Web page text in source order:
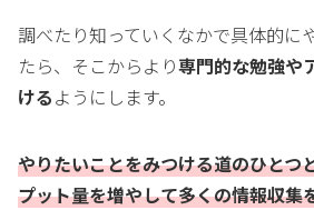
調べたり知っていくなかで具体的に
たら、そこからより専門的な勉強や
けるようにします。
やりたいことをみつける道のひとつ
プット量を増やして多くの情報収集